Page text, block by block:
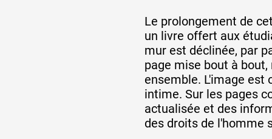
Le prolongement de
un livre offert aux
mur est déclinée, par
page mise bout à
ensemble. L'image est
intime. Sur les pages
actualisée et des
des droits de l'homme